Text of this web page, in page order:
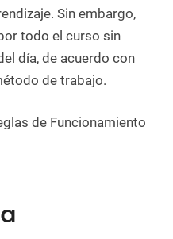
Sin embargo,
todo el curso sin
día, de acuerdo con
de trabajo.
de Funcionamiento